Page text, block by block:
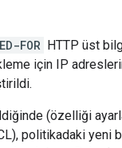
FOR
HTTP üst
için IP
(özelliği
politikadaki yeni